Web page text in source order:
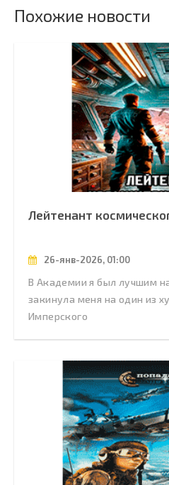
Похожие новости
Лейтенант
26-янв-2026, 01:00
В Академии я был лучшим
закинула меня на один из
Имперского